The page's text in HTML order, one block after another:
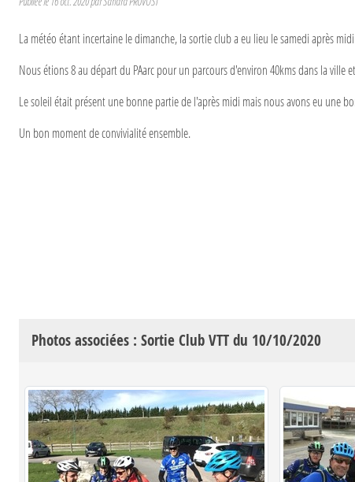
La météo étant incertaine le dimanche, la sortie club a eu lieu le samedi après midi.
Nous étions 8 au départ du PAarc pour un parcours d'environ 40kms dans la ville
Le soleil était présent une bonne partie de l'après midi mais nous avons eu une
Un bon moment de convivialité ensemble.
Photos associées : Sortie Club VTT du 10/10/2020